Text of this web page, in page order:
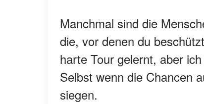
Manchmal sind die
die, vor denen du
harte Tour gelernt, aber
Selbst wenn die Chancen
siegen.